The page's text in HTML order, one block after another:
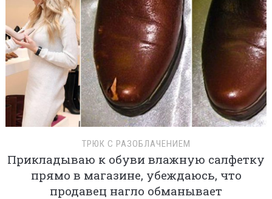
ТРЮК С РАЗОБЛАЧЕНИЕМ
Прикладываю к обуви влажную салфетку
прямо в магазине, убеждаюсь, что
продавец нагло обманывает